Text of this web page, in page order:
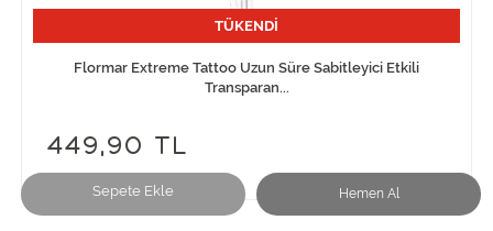
Sepete Ekle Hemen Al
TÜKENDİ
Flormar Extreme Tattoo Uzun Süre Sabitleyici Etkili
Transparan...
449,90 TL